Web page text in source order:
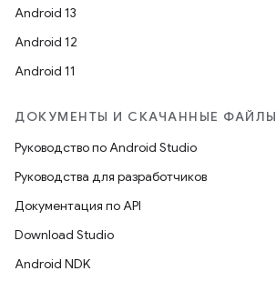
Android 13
Android 12
Android 11
ДОКУМЕНТЫ И СКАЧАННЫЕ ФАЙЛЫ
Руководство по Android Studio
Руководства для разработчиков
Документация по API
Download Studio
Android NDK